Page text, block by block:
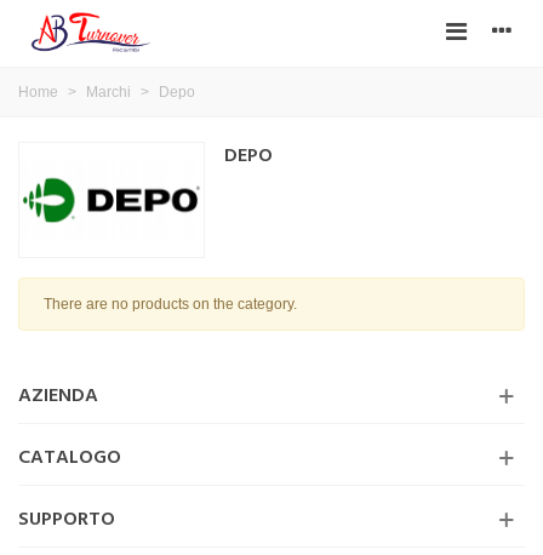
Home > Marchi > Depo
DEPO
There are no products on the category.
AZIENDA
CATALOGO
SUPPORTO